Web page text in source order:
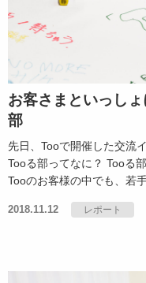
お客さまといっし
部
先日、Tooで開催した交流
Tooる部ってなに？ Tooる
Tooのお客様の中でも、若手
2018.11.12 レポート